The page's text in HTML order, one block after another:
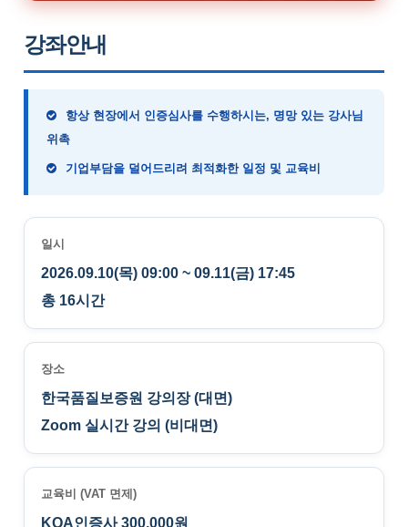
강좌안내
항상 현장에서 인증심사를 수행하시는, 명망 있는 강사님
위촉
기업부담을 덜어드리려 최적화한 일정 및 교육비
일시
2026.09.10(목) 09:00 ~ 09.11(금) 17:45
총 16시간
장소
한국품질보증원 강의장 (대면)
Zoom 실시간 강의 (비대면)
교육비 (VAT 면제)
KQA인증사 300,000원